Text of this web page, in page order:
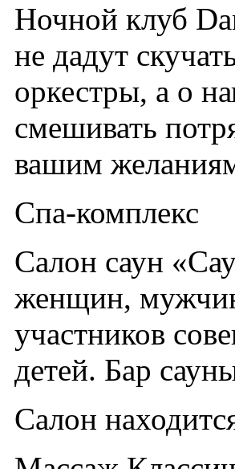
Ночной клуб
не дадут
оркестры, а о
смешивать
вашим
Спа-комплекс
Салон саун
женщин,
участников
детей. Бар
Салон